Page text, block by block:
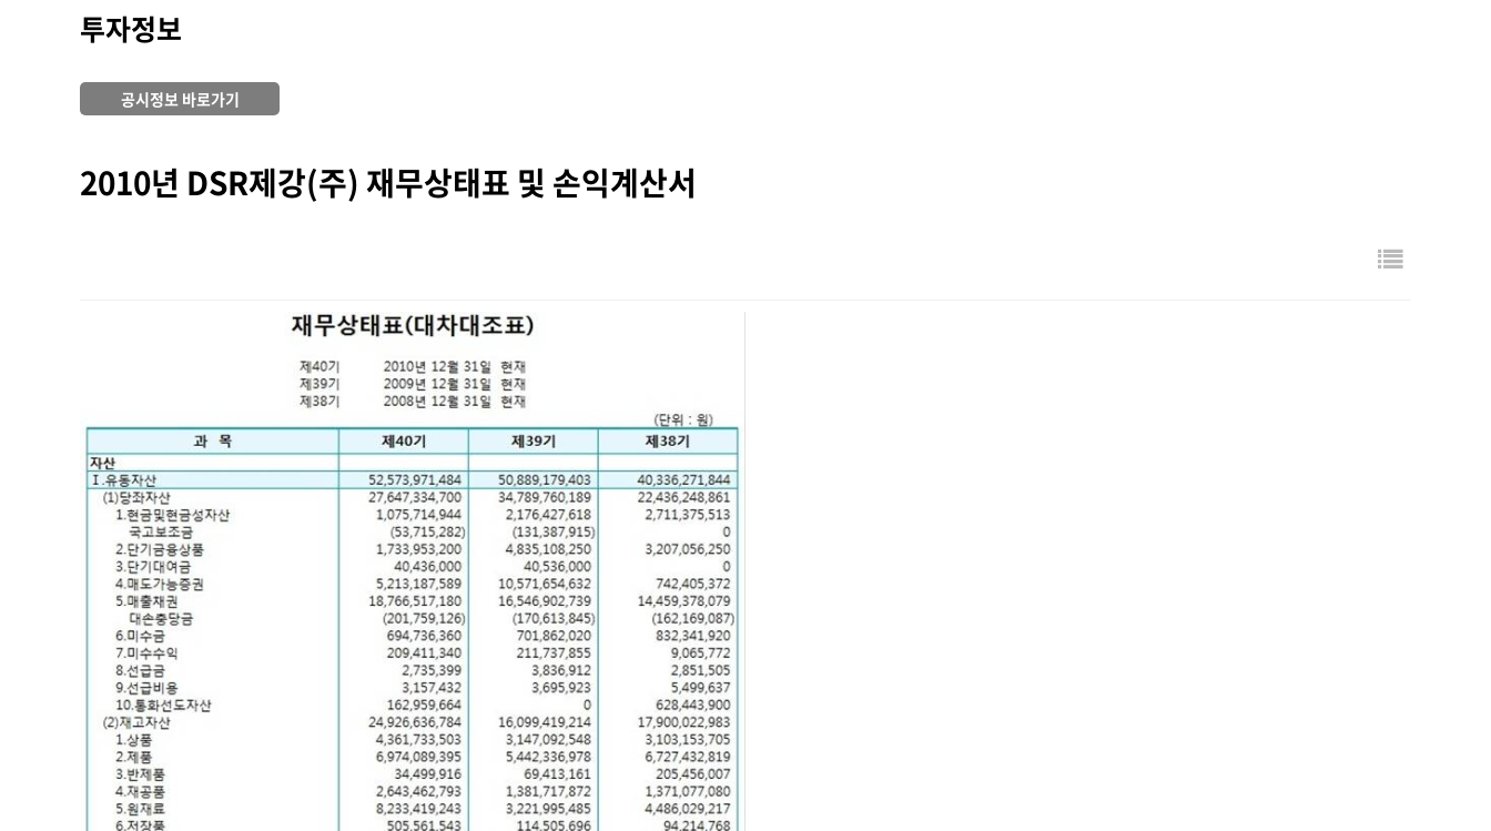
투자정보
공시정보 바로가기
2010년 DSR제강(주) 재무상태표 및 손익계산서